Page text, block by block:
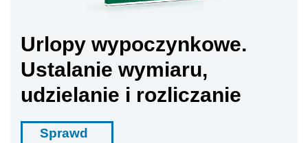
Urlopy wypoczynkowe.
Ustalanie wymiaru,
udzielanie i rozliczanie
Sprawd